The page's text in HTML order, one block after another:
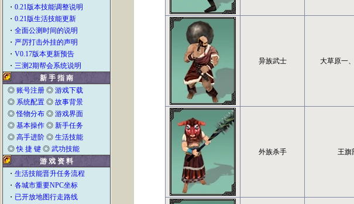
・ 0.21版本技能调整说明
・ 0.21版生活技能更新
・ 全面公测时间的说明
・ 严厉打击外挂的声明
・ V0.17版本更新预告
・ 三测2期帮会系统说明
新 手 指 南
◎ 账号注册◎ 游戏下载
◎ 系统配置◎ 故事背景
◎怪物分布◎ 游戏界面
◎ 基本操作◎ 新手任务
◎ 高手进阶◎ 生活技能
◎快 捷 键◎ 武功技能
游 戏 资 料
・ 生活技能晋升任务流程
・ 各城市重要NPC坐标
・ 已开放地图行走路线
异族武士 大草原一
外族杀手 王旗